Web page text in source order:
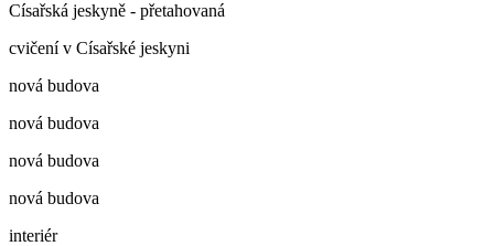
Císařská jeskyně - přetahovaná
cvičení v Císařské jeskyni
nová budova
nová budova
nová budova
nová budova
interiér